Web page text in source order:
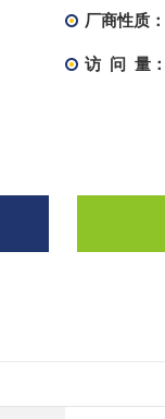
厂商性质：
访 问 量：